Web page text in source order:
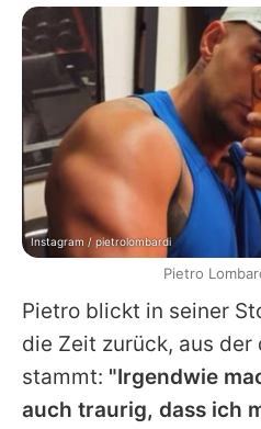
Pietro blickt in seiner
die Zeit zurück, aus der
stammt: "Irgendwie
auch traurig, dass ich
Instagram / pietrolombardi
Pietro